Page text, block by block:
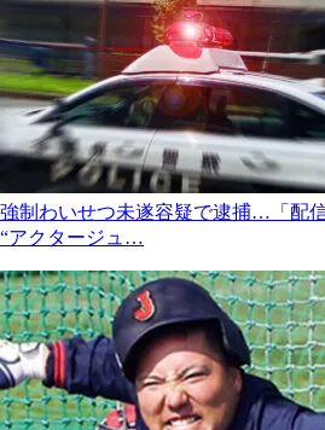
強制わいせつ未遂容疑で逮捕…「配
“アクタージュ…